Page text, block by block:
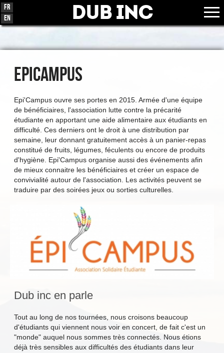
Dub Inc
Fr
En
EPICAMPUS
Epi'Campus ouvre ses portes en 2015. Armée d'une équipe
de bénéficiaires, l'association lutte contre la précarité
étudiante en apportant une aide alimentaire aux étudiants en
difficulté. Ces derniers ont le droit à une distribution par
semaine, leur donnant gratuitement accès à un panier-repas
constitué de fruits, légumes, féculents ou encore de produits
d'hygiène. Epi'Campus organise aussi des événements afin
de mieux connaitre les bénéficiaires et créer un espace de
convivialité autour de l'association. Les activités peuvent se
traduire par des soirées jeux ou sorties culturelles.
Dub inc en parle
Tout au long de nos tournées, nous croisons beaucoup
d'étudiants qui viennent nous voir en concert, de fait c'est un
"monde" auquel nous sommes très connectés. Nous étions
déjà très sensibles aux difficultés des étudiants dans leur